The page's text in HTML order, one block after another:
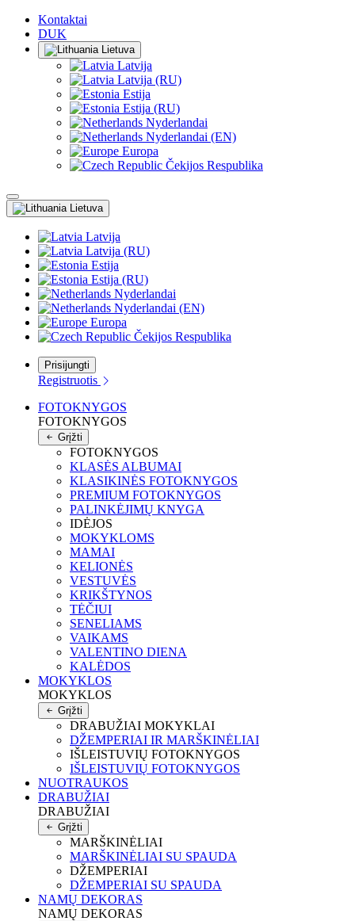
Kontaktai
DUK
Lietuva
Latvija
Latvija (RU)
Estija
Estija (RU)
Nyderlandai
Nyderlandai (EN)
Europa
Čekijos Respublika
Lietuva
Latvija
Latvija (RU)
Estija
Estija (RU)
Nyderlandai
Nyderlandai (EN)
Europa
Čekijos Respublika
Prisijungti
Registruotis
FOTOKNYGOS
FOTOKNYGOS
Grįžti
FOTOKNYGOS
KLASĖS ALBUMAI
KLASIKINĖS FOTOKNYGOS
PREMIUM FOTOKNYGOS
PALINKĖJIMŲ KNYGA
IDĖJOS
MOKYKLOMS
MAMAI
KELIONĖS
VESTUVĖS
KRIKŠTYNOS
TĖČIUI
SENELIAMS
VAIKAMS
VALENTINO DIENA
KALĖDOS
MOKYKLOS
MOKYKLOS
Grįžti
DRABUŽIAI MOKYKLAI
DŽEMPERIAI IR MARŠKINĖLIAI
IŠLEISTUVIŲ FOTOKNYGOS
IŠLEISTUVIŲ FOTOKNYGOS
NUOTRAUKOS
DRABUŽIAI
DRABUŽIAI
Grįžti
MARŠKINĖLIAI
MARŠKINĖLIAI SU SPAUDA
DŽEMPERIAI
DŽEMPERIAI SU SPAUDA
NAMŲ DEKORAS
NAMŲ DEKORAS